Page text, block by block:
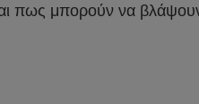
πως μπορούν να βλάψουν